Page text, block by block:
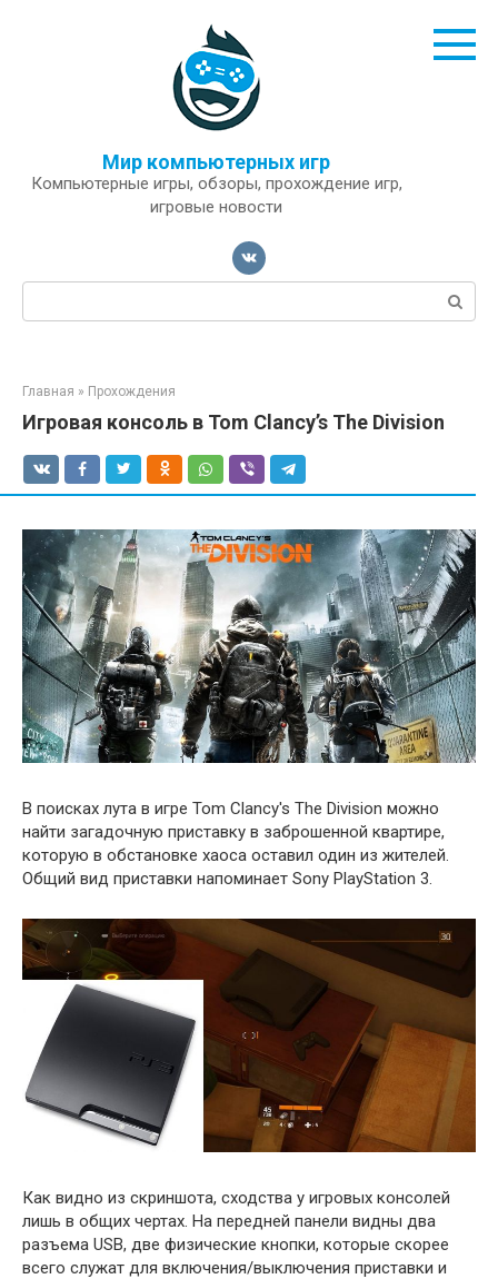
Мир компьютерных игр
Компьютерные игры, обзоры, прохождение игр,
игровые новости
Поиск:
Главная » Прохождения
Игровая консоль в Tom Clancy’s The Division
В поисках лута в игре Tom Clancy's The Division можно
найти загадочную приставку в заброшенной квартире,
которую в обстановке хаоса оставил один из жителей.
Общий вид приставки напоминает Sony PlayStation 3.
Как видно из скриншота, сходства у игровых консолей
лишь в общих чертах. На передней панели видны два
разъема USB, две физические кнопки, которые скорее
всего служат для включения/выключения приставки и